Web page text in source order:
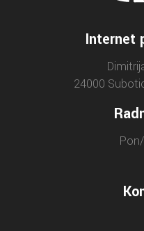
Internet
24000